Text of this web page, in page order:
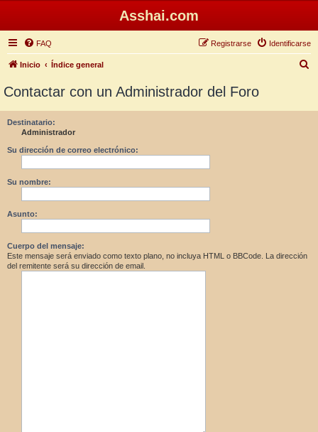
Asshai.com
FAQ Identificarse
Registrarse
Inicio Índice general
Contactar con un Administrador del Foro
Destinatario:
Administrador
Su dirección de correo electrónico:
Su nombre:
Asunto:
Cuerpo del mensaje:
Este mensaje será enviado como texto plano, no incluya HTML o BBCode. La dirección
del remitente será su dirección de email.